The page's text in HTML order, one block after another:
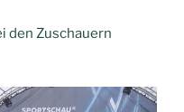
den Zuschauern